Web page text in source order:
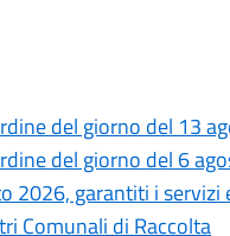
del giorno del 13
del giorno del 6
2026, garantiti i servizi
Comunali di Raccolta